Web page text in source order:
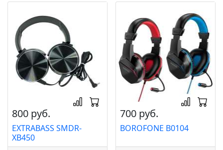
800 руб.
EXTRABASS SMDR-
XB450
700 руб.
BOROFONE B0104